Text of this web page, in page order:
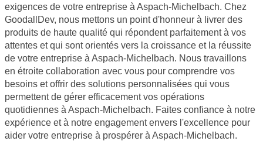
exigences de votre entreprise à Aspach-Michelbach. Chez
GoodallDev, nous mettons un point d'honneur à livrer des
produits de haute qualité qui répondent parfaitement à vos
attentes et qui sont orientés vers la croissance et la réussite
de votre entreprise à Aspach-Michelbach. Nous travaillons
en étroite collaboration avec vous pour comprendre vos
besoins et offrir des solutions personnalisées qui vous
permettent de gérer efficacement vos opérations
quotidiennes à Aspach-Michelbach. Faites confiance à notre
expérience et à notre engagement envers l'excellence pour
aider votre entreprise à prospérer à Aspach-Michelbach.